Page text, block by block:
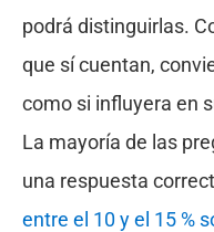
podrá distinguirlas.
que sí cuentan,
como si influyera en
La mayoría de las
una respuesta
entre el 10 y el 15 %